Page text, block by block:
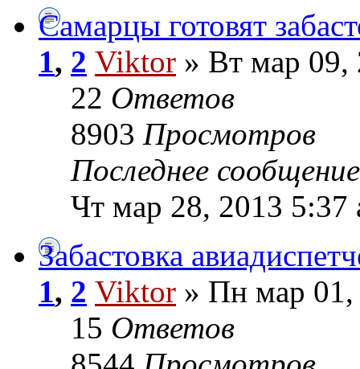
Самарцы готовят
1, 2 Viktor » Вт мар 09,
22 Ответов
8903 Просмотров
Последнее
Чт мар 28, 2013 5:37
Забастовка
1, 2 Viktor » Пн мар 01,
15 Ответов